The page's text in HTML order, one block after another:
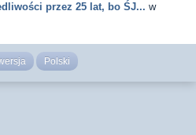
przez 25 lat, bo ŚJ... w
Polski